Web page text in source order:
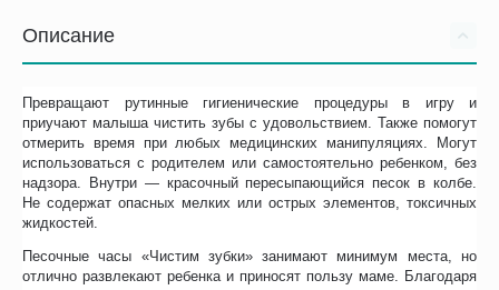
Описание
Превращают рутинные гигиенические процедуры в игру и
приучают малыша чистить зубы с удовольствием. Также помогут
отмерить время при любых медицинских манипуляциях. Могут
использоваться с родителем или самостоятельно ребенком, без
надзора. Внутри — красочный пересыпающийся песок в колбе.
Не содержат опасных мелких или острых элементов, токсичных
жидкостей.
Песочные часы «Чистим зубки» занимают минимум места, но
отлично развлекают ребенка и приносят пользу маме. Благодаря